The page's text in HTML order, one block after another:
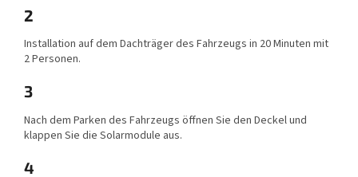
2
Installation auf dem Dachträger des Fahrzeugs in 20 Minuten mit
2 Personen.
3
Nach dem Parken des Fahrzeugs öffnen Sie den Deckel und
klappen Sie die Solarmodule aus.
4